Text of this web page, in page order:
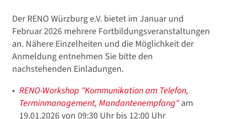
Der RENO Würzburg e.V. bietet im Januar und
Februar 2026 mehrere Fortbildungsveranstaltungen
an. Nähere Einzelheiten und die Möglichkeit der
Anmeldung entnehmen Sie bitte den
nachstehenden Einladungen.
RENO-Workshop "Kommunikation am Telefon,
Terminmanagement, Mandantenempfang"am
19.01.2026 von 09:30 Uhr bis 12:00 Uhr